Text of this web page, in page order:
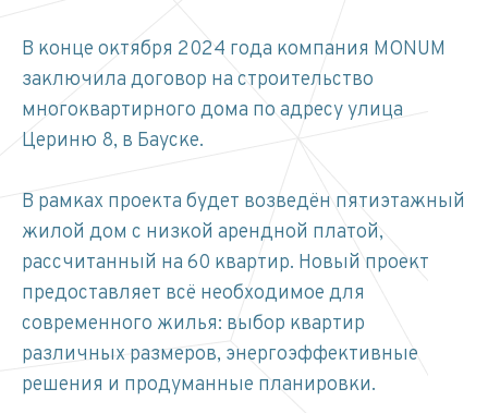
В конце октября 2024 года компания MONUM
заключила договор на строительство
многоквартирного дома по адресу улица
Цериню 8, в Бауске.
В рамках проекта будет возведён пятиэтажный
жилой дом с низкой арендной платой,
рассчитанный на 60 квартир. Новый проект
предоставляет всё необходимое для
современного жилья: выбор квартир
различных размеров, энергоэффективные
решения и продуманные планировки.